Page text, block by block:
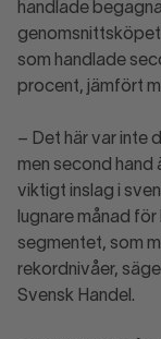
handlade
genomsnittsköpet
som handlade
procent, jämfört
– Det här var inte
men second
viktigt inslag i
lugnare månad
segmentet, som
rekordnivåer,
Svensk Handel.